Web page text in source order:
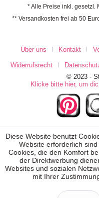
* Alle Preise inkl. gesetzl.
** Versandkosten frei ab 50
Über uns Kontakt
Widerrufsrecht
© 2023 -
Klicke bitte hier, um
Diese Website benutzt
Website erforderlich
Cookies, die den Komfort
der Direktwerbung
Websites und sozialen
mit Ihrer